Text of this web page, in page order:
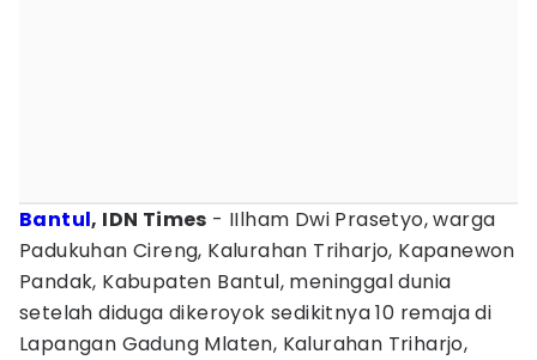
Bantul, IDN Times - IIlham Dwi Prasetyo, warga
Padukuhan Cireng, Kalurahan Triharjo, Kapanewon
Pandak, Kabupaten Bantul, meninggal dunia
setelah diduga dikeroyok sedikitnya 10 remaja di
Lapangan Gadung Mlaten, Kalurahan Triharjo,